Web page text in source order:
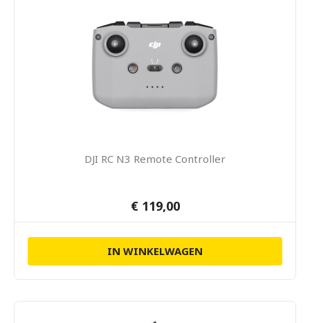
DJI RC N3 Remote Controller
€ 119,00
IN WINKELWAGEN